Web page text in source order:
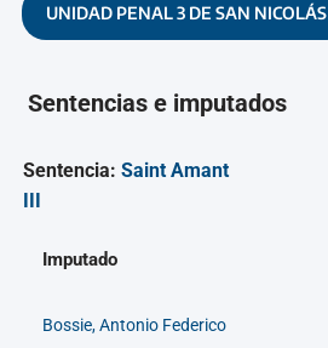
UNIDAD PENAL 3 DE SAN NICOLÁS
Sentencias e imputados
Sentencia: Saint Amant
Imputado
Bossie, Antonio Federico